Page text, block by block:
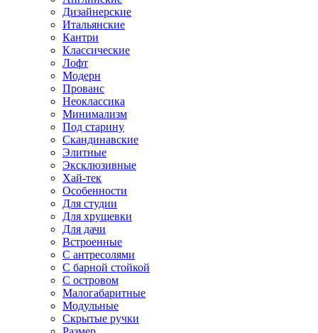
Дизайнерские
Итальянские
Кантри
Классические
Лофт
Модерн
Прованс
Неоклассика
Минимализм
Под старину
Скандинавские
Элитные
Эксклюзивные
Хай-тек
Особенности
Для студии
Для хрущевки
Для дачи
Встроенные
С антресолями
С барной стойкой
С островом
Малогабаритные
Модульные
Скрытые ручки